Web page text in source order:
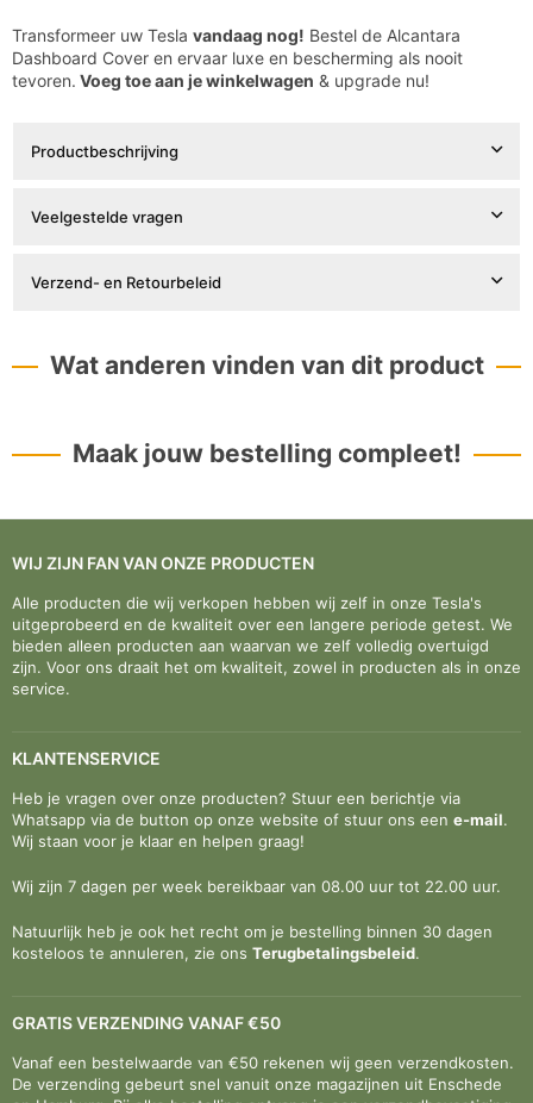
Transformeer uw Tesla vandaag nog! Bestel de Alcantara
Dashboard Cover en ervaar luxe en bescherming als nooit
tevoren. Voeg toe aan je winkelwagen & upgrade nu!
Productbeschrijving
Veelgestelde vragen
Verzend- en Retourbeleid
Wat anderen vinden van dit product
Maak jouw bestelling compleet!
WIJ ZIJN FAN VAN ONZE PRODUCTEN
Alle producten die wij verkopen hebben wij zelf in onze Tesla's
uitgeprobeerd en de kwaliteit over een langere periode getest. We
bieden alleen producten aan waarvan we zelf volledig overtuigd
zijn. Voor ons draait het om kwaliteit, zowel in producten als in onze
service.
KLANTENSERVICE
Heb je vragen over onze producten? Stuur een berichtje via
Whatsapp via de button op onze website of stuur ons een e-mail.
Wij staan voor je klaar en helpen graag!
Wij zijn 7 dagen per week bereikbaar van 08.00 uur tot 22.00 uur.
Natuurlijk heb je ook het recht om je bestelling binnen 30 dagen
kosteloos te annuleren, zie ons Terugbetalingsbeleid.
GRATIS VERZENDING VANAF €50
Vanaf een bestelwaarde van €50 rekenen wij geen verzendkosten.
De verzending gebeurt snel vanuit onze magazijnen uit Enschede